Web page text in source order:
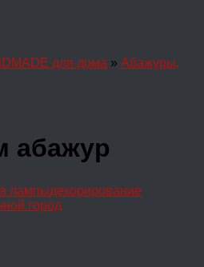
для дома » Абажуры,
абажур
лампыдекорирование
город